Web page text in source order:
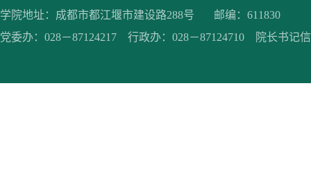
学院地址：成都市都江堰市建设路288号 邮编：611830
党委办：028－87124217 行政办：028－87124710 院长书记信